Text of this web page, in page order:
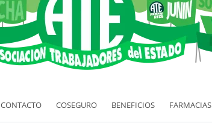
CONTACTO COSEGURO BENEFICIOS FARMACIAS